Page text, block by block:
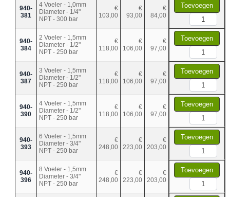
940-
381
4 Voeler - 1,0mm
Diameter - 1/4"
NPT - 300 bar
€
103,00
€
93,00
€
84,00
Toevoegen
940-
384
2 Voeler - 1,5mm
Diameter - 1/2"
NPT - 250 bar
€
118,00
€
106,00
€
97,00
Toevoegen
940-
387
3 Voeler - 1,5mm
Diameter - 1/2"
NPT - 250 bar
€
118,00
€
106,00
€
97,00
Toevoegen
940-
390
4 Voeler - 1,5mm
Diameter - 1/2"
NPT - 250 bar
€
118,00
€
106,00
€
97,00
Toevoegen
940-
393
6 Voeler - 1,5mm
Diameter - 3/4"
NPT - 250 bar
€
248,00
€
223,00
€
203,00
Toevoegen
940-
396
8 Voeler - 1,5mm
Diameter - 3/4"
NPT - 250 bar
€
248,00
€
223,00
€
203,00
Toevoegen